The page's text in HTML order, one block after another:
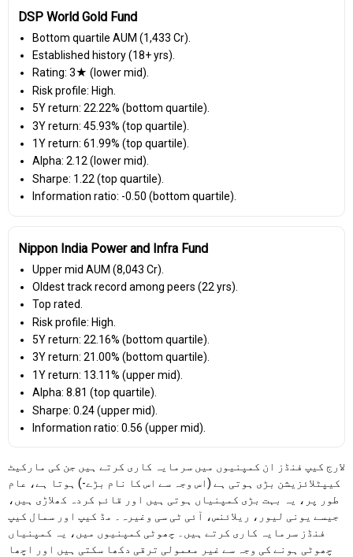
DSP World Gold Fund
Bottom quartile AUM (₹1,433 Cr).
Established history (18+ yrs).
Rating: 3★ (lower mid).
Risk profile: High.
5Y return: 22.22% (bottom quartile).
3Y return: 45.93% (top quartile).
1Y return: 61.99% (top quartile).
Alpha: 2.12 (lower mid).
Sharpe: 1.22 (top quartile).
Information ratio: -0.50 (bottom quartile).
Nippon India Power and Infra Fund
Upper mid AUM (₹8,043 Cr).
Oldest track record among peers (22 yrs).
Top rated.
Risk profile: High.
5Y return: 22.16% (bottom quartile).
3Y return: 21.00% (bottom quartile).
1Y return: 13.11% (upper mid).
Alpha: 8.81 (top quartile).
Sharpe: 0.24 (upper mid).
Information ratio: 0.56 (upper mid).
لارج کیپ فنڈز ان کمپنیوں میں سرمایہ کاری کرتے ہیں جن کی مارکیٹ
کیپٹلائزیشن بڑی ہوتی ہے (اس وجہ سے اس کا نام بڑے-) ہوتا ہے، عام
طور پر، یہ بہت بڑی کمپنیاں ہوتی ہیں اور قائم کردہ کھلاڑی ہیں،
جیسے یونی لیور، ریلائنس، آئی ٹی سی وغیرہ۔ مڈ کیپ اور سمال کیپ
فنڈز سرمایہ کاری کرتے ہیں۔ چھوٹی کمپنیوں میں، یہ کمپنیاں
چھوٹی ہونے کی وجہ سے غیر معمولی ترقی دکھا سکتی ہیں اور اچھا